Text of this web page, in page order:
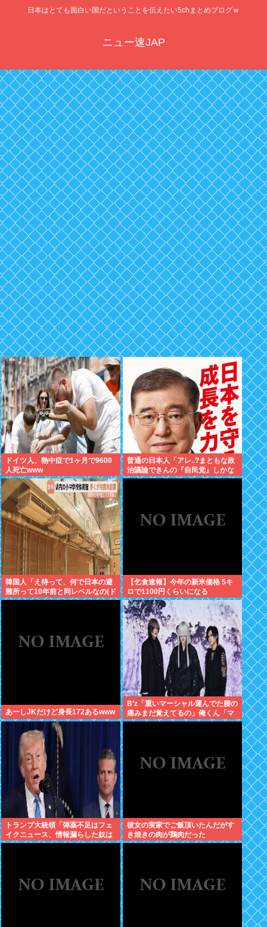
日本はとても面白い国だということを伝えたい5chまとめブログｗ
ニュー速JAP
ドイツ人、熱中症で1ヶ月で9600
人死亡www
普通の日本人「アレ..?まともな政
治議論できんの『自民党』しかな
くね？左って下品な言葉しか使え
韓国人「え待って、何で日本の避
難所って10年前と同レベルなの(ド
ン引き
【乞食速報】今年の新米価格 5キ
ロで1100円くらいになる
あーしJKだけど身長172あるwww
B’z「重いマーシャル運んでた腰の
痛みまだ覚えてるの」俺くん「マ
ーシャルって何？ 」
トランプ大統領「弾薬不足はフェ
イクニュース、情報漏らした奴は
極刑」
彼女の実家でご飯頂いたんだがす
き焼きの肉が鶏肉だった